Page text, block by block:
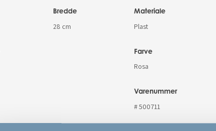
Bredde
28 cm
Materiale
Plast
Farve
Rosa
Varenummer
# 500711